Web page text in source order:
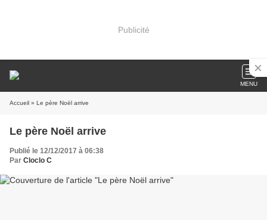
Publicité
MENU
Accueil » Le père Noël arrive
Le père Noël arrive
Publié le 12/12/2017 à 06:38
Par Cloclo C